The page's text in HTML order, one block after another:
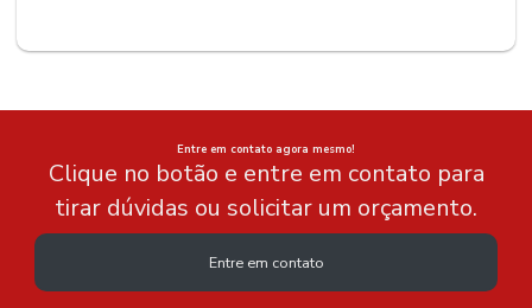
Entre em contato agora mesmo!
Clique no botão e entre em contato para
tirar dúvidas ou solicitar um orçamento.
Entre em contato